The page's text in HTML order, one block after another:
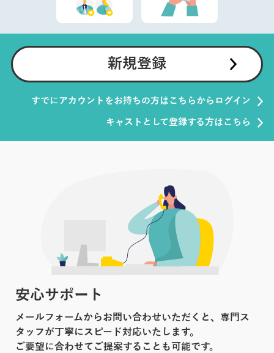
新規登録
すでにアカウントをお持ちの方はこちらからログイン
キャストとして登録する方はこちら
安心サポート
メールフォームからお問い合わせいただくと、専門ス
タッフが丁寧にスピード対応いたします。
ご要望に合わせてご提案することも可能です。